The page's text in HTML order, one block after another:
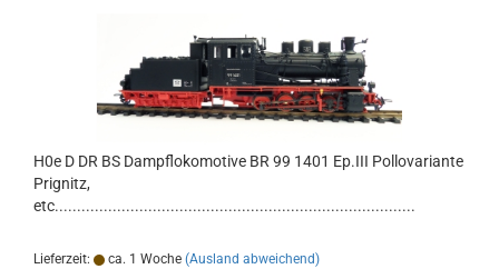
H0e D DR BS Dampflokomotive BR 99 1401 Ep.III Pollovariante
Prignitz,
etc.................................................................................
Lieferzeit: ca. 1 Woche (Ausland abweichend)